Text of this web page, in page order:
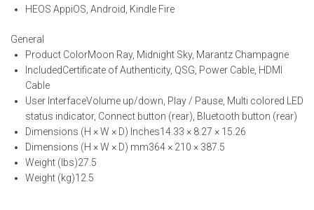
HEOS AppiOS, Android, Kindle Fire
General
Product ColorMoon Ray, Midnight Sky, Marantz Champagne
IncludedCertificate of Authenticity, QSG, Power Cable, HDMI
Cable
User InterfaceVolume up/down, Play / Pause, Multi colored LED
status indicator, Connect button (rear), Bluetooth button (rear)
Dimensions (H × W × D) Inches14.33 × 8.27 × 15.26
Dimensions (H × W × D) mm364 × 210 × 387.5
Weight (lbs)27.5
Weight (kg)12.5